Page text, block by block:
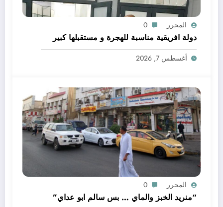
المحرر 0
دولة افريقية مناسبة للهجرة و مستقبلها كبير
أغسطس 7, 2026
المحرر 0
“منريد الخبز والماي … بس سالم ابو عداي”